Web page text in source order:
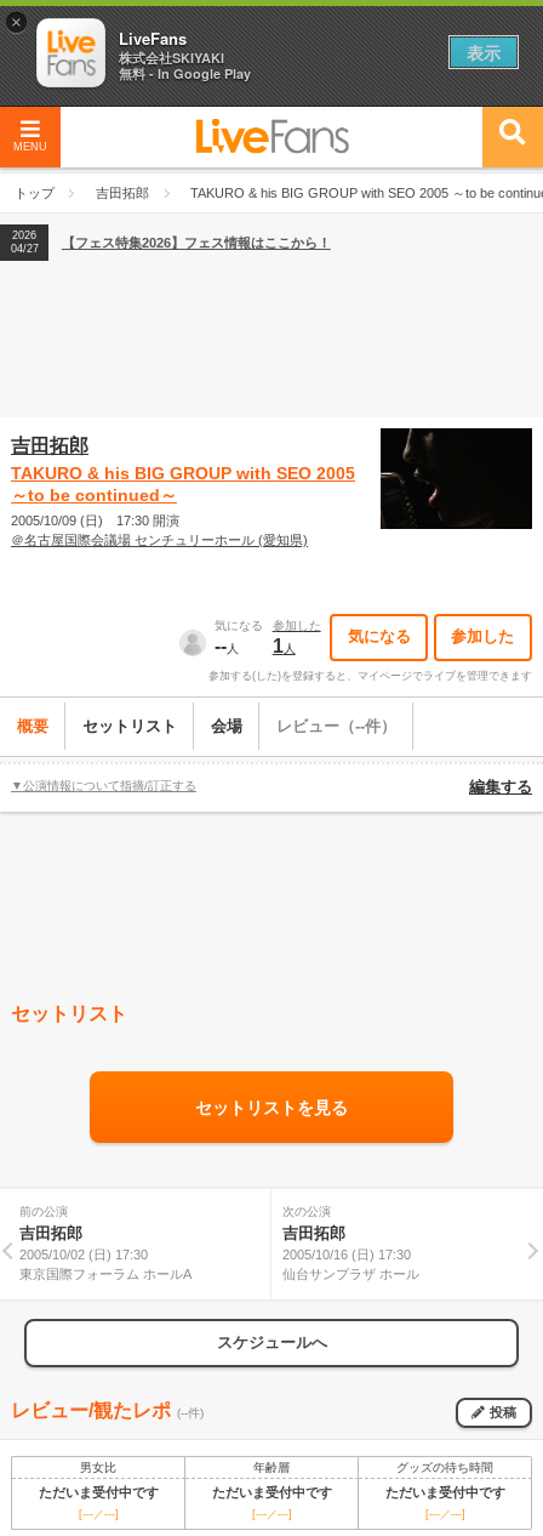
MENU
トップ 吉田拓郎 TAKURO & his BIG GROUP with SEO 2005 ～to be
2026
04/27
2026
【ライブ動員ランキング】2026年上半期編発表！
2026
04/27
【フェス特集2026】フェス情報はここから！
吉田拓郎
TAKURO & his BIG GROUP with SEO 2005
～to be continued～
2005/10/09 (日) 17:30 開演
＠名古屋国際会議場 センチュリーホール (愛知県)
気になる
--人
参加した
1人
気になる 参加した
参加する(した)を登録すると、マイページでライブを管理できます
概要 セットリスト 会場 レビュー（--件）
▼公演情報について指摘/訂正する 編集する
セットリスト
セットリストを見る
前の公演
吉田拓郎
2005/10/02 (日) 17:30
東京国際フォーラム ホールA
次の公演
吉田拓郎
2005/10/16 (日) 17:30
仙台サンプラザ ホール
スケジュールへ
レビュー/観たレポ (--件) 投稿
男女比 年齢層 グッズの待ち時間
ただいま受付中です ただいま受付中です ただいま受付中です
[---／---] [---／---] [---／---]
×
LiveFans
株式会社SKIYAKI
無料 - In Google Play
表示